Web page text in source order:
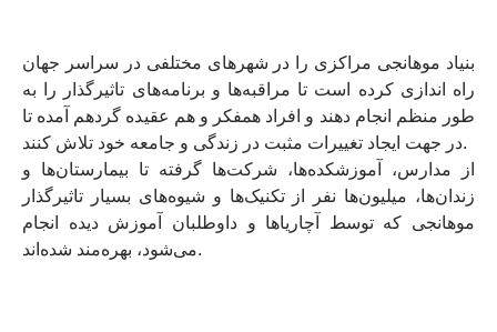
بنیاد موهانجی مراکزی را در شهرهای مختلفی در سراسر جهان
راه اندازی کرده است تا مراقبه‌ها و برنامه‌های تاثیرگذار را به
طور منظم انجام دهند و افراد همفکر و هم عقیده گردهم آمده تا
در جهت ایجاد تغییرات مثبت در زندگی و جامعه خود تلاش کنند.
از مدارس، آموزشکده‌ها، شرکت‌ها گرفته تا بیمارستان‌ها و
زندان‌ها، میلیون‌ها نفر از تکنیک‌ها و شیوه‌های بسیار تاثیرگذار
موهانجی که توسط آچاریاها و داوطلبان آموزش دیده انجام
می‌شود، بهره‌مند شده‌اند.